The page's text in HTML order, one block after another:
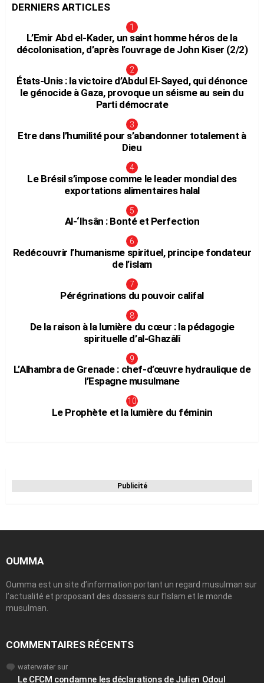
DERNIERS ARTICLES
L’Emir Abd el-Kader, un saint homme héros de la
décolonisation, d’après l’ouvrage de John Kiser (2/2)
États-Unis : la victoire d’Abdul El-Sayed, qui dénonce
le génocide à Gaza, provoque un séisme au sein du
Parti démocrate
Etre dans l’humilité pour s’abandonner totalement à
Dieu
Le Brésil s’impose comme le leader mondial des
exportations alimentaires halal
Al-‘Ihsân : Bonté et Perfection
Redécouvrir l’humanisme spirituel, principe fondateur
de l’islam
Pérégrinations du pouvoir califal
De la raison à la lumière du cœur : la pédagogie
spirituelle d’al-Ghazâlî
L’Alhambra de Grenade : chef-d’œuvre hydraulique de
l’Espagne musulmane
Le Prophète et la lumière du féminin
Publicité
OUMMA
Oumma est un site d’information portant un regard musulman sur
l’actualité et proposant des dossiers sur l’Islam et le monde
musulman.
COMMENTAIRES RÉCENTS
waterwater sur
Le CFCM condamne les déclarations de Julien Odoul